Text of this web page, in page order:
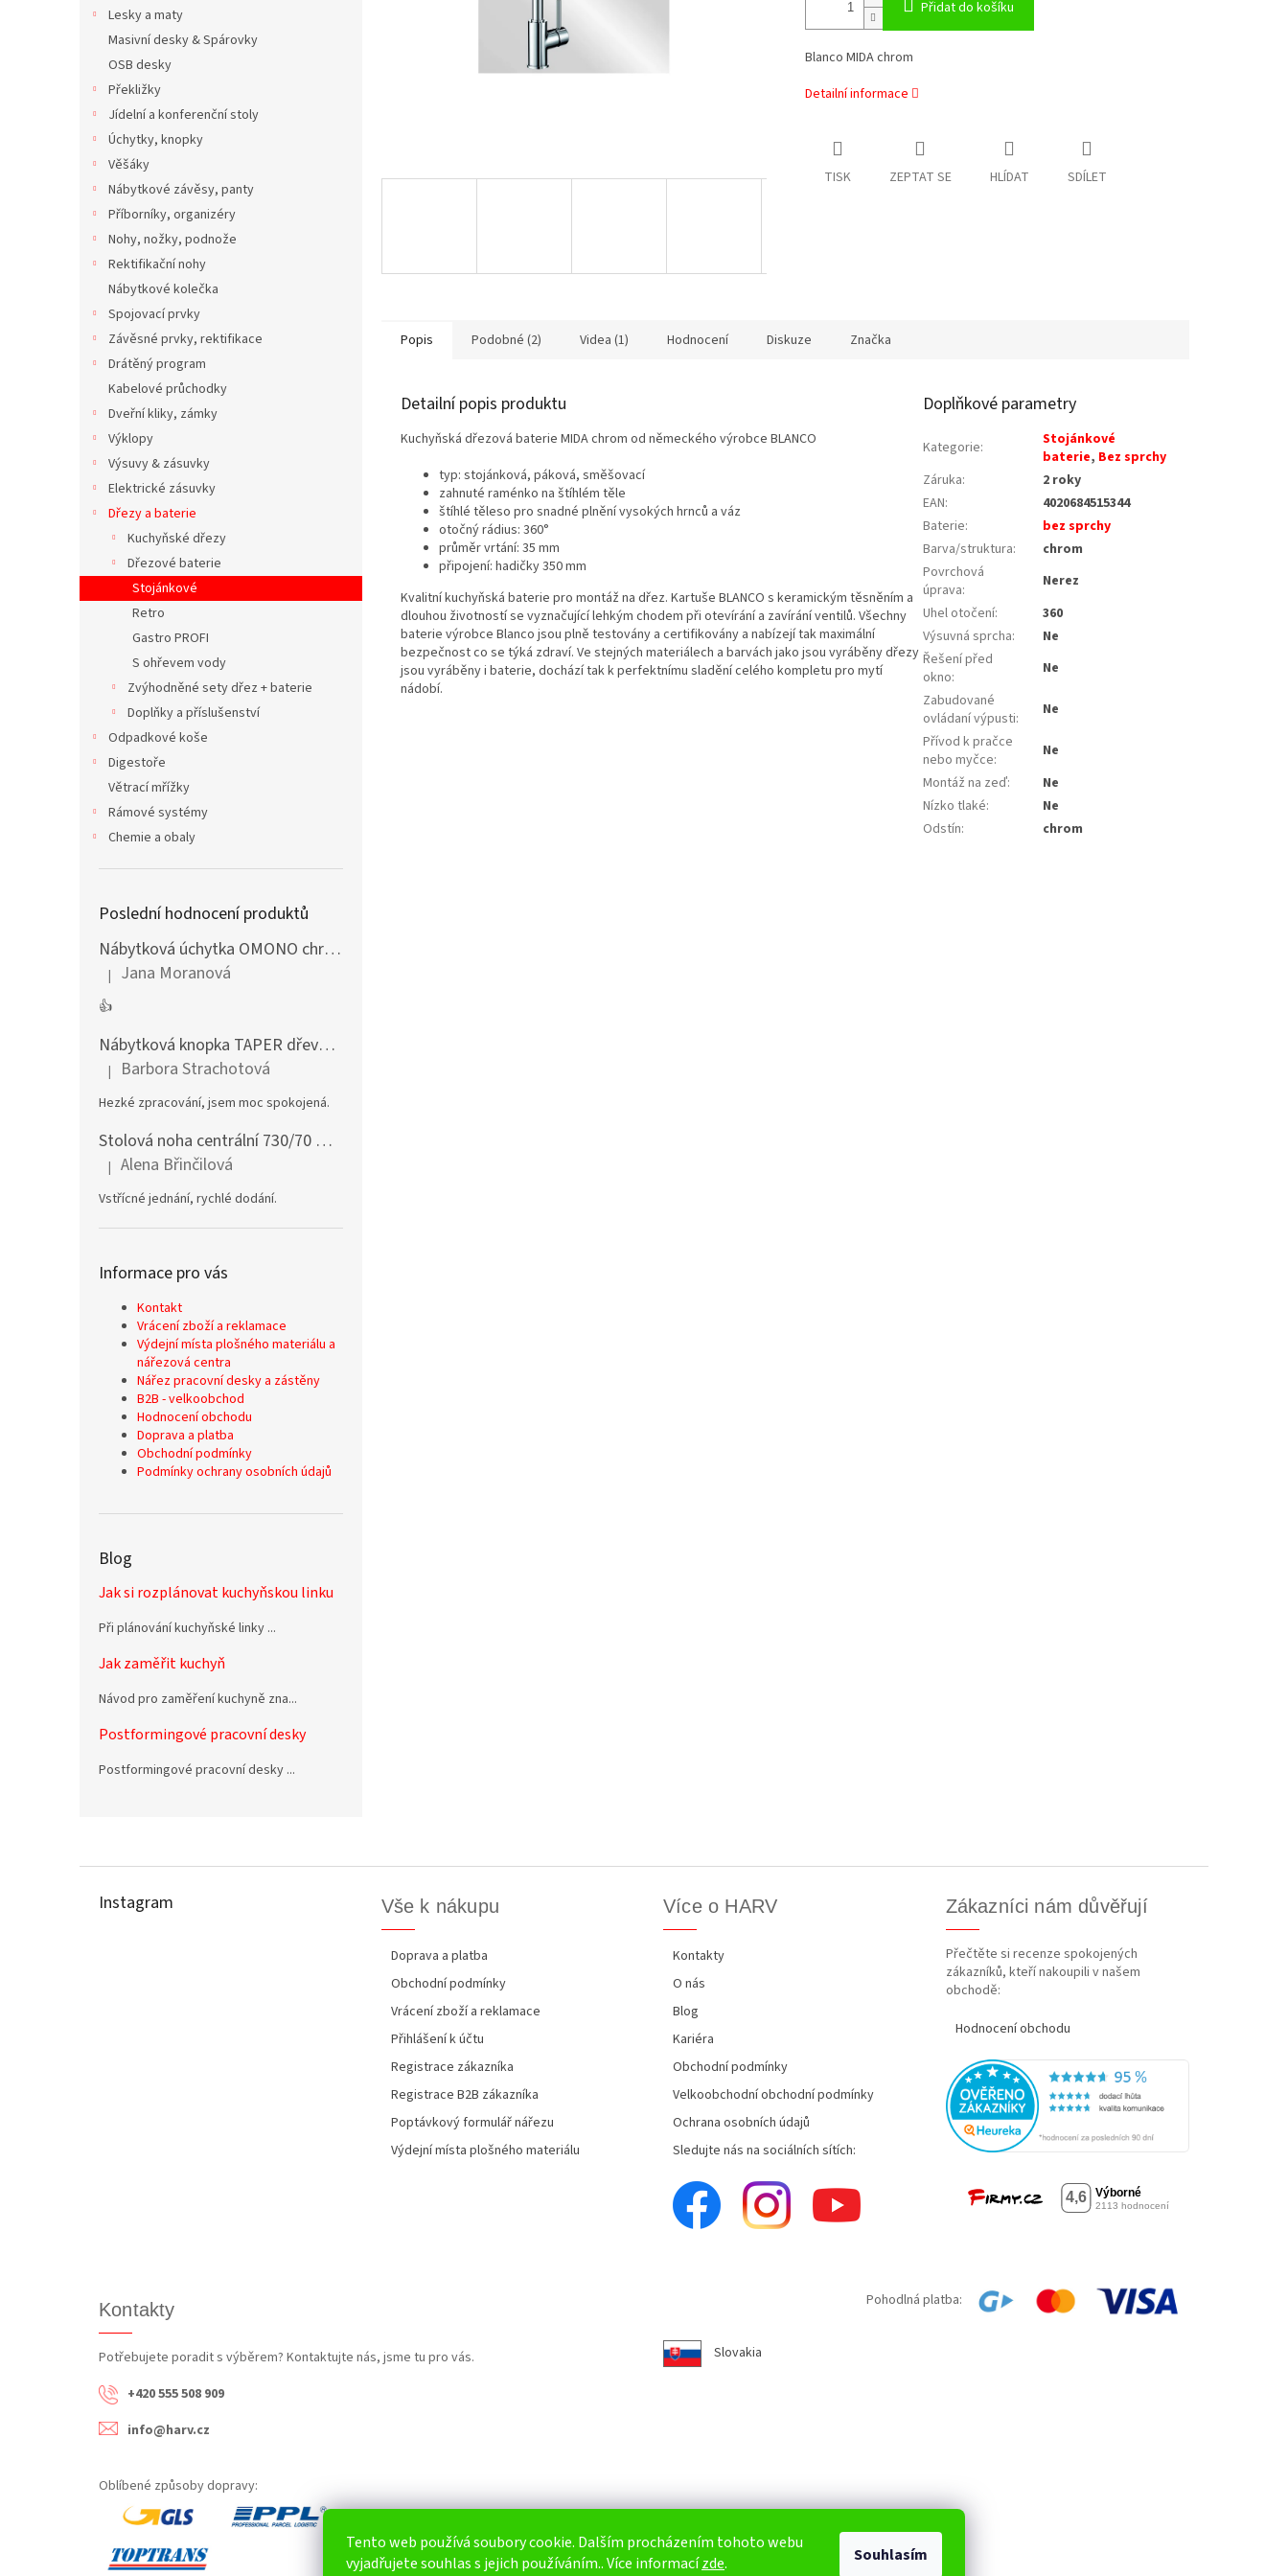
Tento web používá soubory cookie. Dalším procházením tohoto webu
vyjadřujete souhlas s jejich používáním.. Více informacízde. Souhlasím
Lesky a maty
Masivní desky & Spárovky
OSB desky
Překližky
Jídelní a konferenční stoly
Úchytky, knopky
Věšáky
Nábytkové závěsy, panty
Příborníky, organizéry
Nohy, nožky, podnože
Rektifikační nohy
Nábytkové kolečka
Spojovací prvky
Závěsné prvky, rektifikace
Drátěný program
Kabelové průchodky
Dveřní kliky, zámky
Výklopy
Výsuvy & zásuvky
Elektrické zásuvky
Dřezy a baterie
Kuchyňské dřezy
Dřezové baterie
Stojánkové
Retro
Gastro PROFI
S ohřevem vody
Zvýhodněné sety dřez + baterie
Doplňky a příslušenství
Odpadkové koše
Digestoře
Větrací mřížky
Rámové systémy
Chemie a obaly
Poslední hodnocení produktů
Nábytková úchytka OMONO chrom lesklý
Hodnocení produktu je 5 z 5 hvězdiček.
| Jana Moranová
👍
Nábytková knopka TAPER dřevěná dub lakovaný
Hodnocení produktu je 5 z 5 hvězdiček.
| Barbora Strachotová
Hezké zpracování, jsem moc spokojená.
Stolová noha centrální 730/70 mm stříbrná
Hodnocení produktu je 5 z 5 hvězdiček.
| Alena Břinčilová
Vstřícné jednání, rychlé dodání.
Informace pro vás
Kontakt
Vrácení zboží a reklamace
Výdejní místa plošného materiálu a
nářezová centra
Nářez pracovní desky a zástěny
B2B - velkoobchod
Hodnocení obchodu
Doprava a platba
Obchodní podmínky
Podmínky ochrany osobních údajů
Blog
Jak si rozplánovat kuchyňskou linku
Při plánování kuchyňské linky ...
Jak zaměřit kuchyň
Návod pro zaměření kuchyně zna...
Postformingové pracovní desky
Postformingové pracovní desky ...
Přidat do košíku
Blanco MIDA chrom
Detailní informace
TISK ZEPTAT SE HLÍDAT SDÍLET
Popis Podobné (2) Videa (1) Hodnocení Diskuze Značka
Detailní popis produktu
Kuchyňská dřezová baterie MIDA chrom od německého výrobce BLANCO
typ: stojánková, páková, směšovací
zahnuté raménko na štíhlém těle
štíhlé těleso pro snadné plnění vysokých hrnců a váz
otočný rádius: 360°
průměr vrtání: 35 mm
připojení: hadičky 350 mm
Kvalitní kuchyňská baterie pro montáž na dřez. Kartuše BLANCO s keramickým těsněním a
dlouhou životností se vyznačující lehkým chodem při otevírání a zavírání ventilů. Všechny
baterie výrobce Blanco jsou plně testovány a certifikovány a nabízejí tak maximální
bezpečnost co se týká zdraví. Ve stejných materiálech a barvách jako jsou vyráběny dřezy
jsou vyráběny i baterie, dochází tak k perfektnímu sladění celého kompletu pro mytí
nádobí.
Doplňkové parametry
Kategorie:
Stojánkové
baterie, Bez sprchy
Záruka:
2 roky
EAN:
4020684515344
Baterie:
bez sprchy
Barva/struktura:
chrom
Povrchová
úprava:
Nerez
Uhel otočení:
360
Výsuvná sprcha:
Ne
Řešení před
okno:
Ne
Zabudované
ovládaní výpusti:
Ne
Přívod k pračce
nebo myčce:
Ne
Montáž na zeď:
Ne
Nízko tlaké:
Ne
Odstín: chrom
Instagram Vše k nákupu
Doprava a platba
Obchodní podmínky
Vrácení zboží a reklamace
Přihlášení k účtu
Registrace zákazníka
Registrace B2B zákazníka
Poptávkový formulář nářezu
Výdejní místa plošného materiálu
Více o HARV
Kontakty
O nás
Blog
Kariéra
Obchodní podmínky
Velkoobchodní obchodní podmínky
Ochrana osobních údajů
Sledujte nás na sociálních sítích:
Zákazníci nám důvěřují
Přečtěte si recenze spokojených
zákazníků, kteří nakoupili v našem
obchodě:
Hodnocení obchodu
Kontakty
Potřebujete poradit s výběrem? Kontaktujte nás, jsme tu pro vás.
+420 555 508 909
info@harv.cz
Pohodlná platba:
Slovakia
Oblíbené způsoby dopravy: